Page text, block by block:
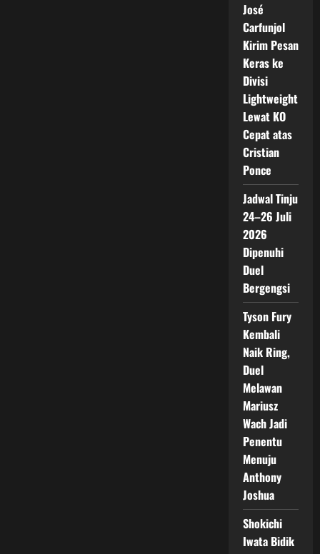
José
Carfunjol
Kirim Pesan
Keras ke
Divisi
Lightweight
Lewat KO
Cepat atas
Cristian
Ponce
Jadwal Tinju
24–26 Juli
2026
Dipenuhi
Duel
Bergengsi
Tyson Fury
Kembali
Naik Ring,
Duel
Melawan
Mariusz
Wach Jadi
Penentu
Menuju
Anthony
Joshua
Shokichi
Iwata Bidik